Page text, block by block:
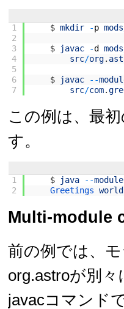
1
2
3
4
5
6
7
$ mkdir -p mods
$ javac -d mods
src/org.
$ javac --
src/com.
この例は、最
す。
1
2
$ java --module
Greetings world
Multi-module
前の例では、
org.astroが別
javacコマンド